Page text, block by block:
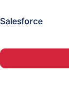
Salesforce